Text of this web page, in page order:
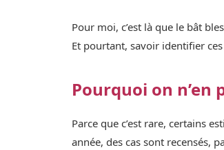
Pour moi, c’est là que le bât
Et pourtant, savoir identifier
Pourquoi on n’en
Parce que c’est rare, certains
année, des cas sont recensés,